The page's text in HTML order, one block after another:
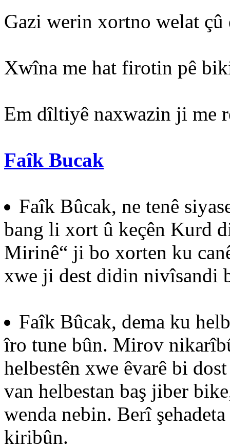
Gazi werin xortno welat çû
Xwîna me hat firotin pê
Em dîltiyê naxwazin ji me
Faîk Bucak
Faîk Bûcak, ne tenê
bang li xort û keçên Kurd
Mirinê“ ji bo xorten ku
xwe ji dest didin nivîsandi
Faîk Bûcak, dema ku
îro tune bûn. Mirov
helbestên xwe êvarê bi
van helbestan baş jiber
wenda nebin. Berî
kiribûn.